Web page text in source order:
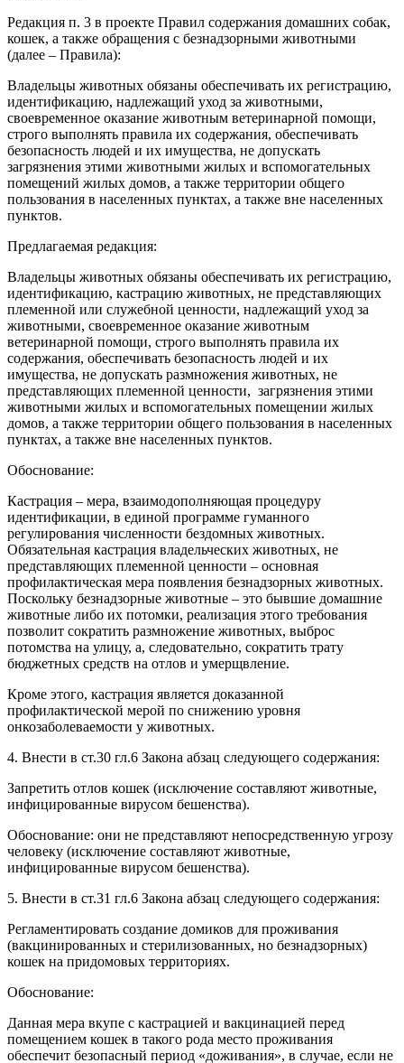
Редакция п. 3 в проекте Правил содержания домашних собак,
кошек, а также обращения с безнадзорными животными
(далее – Правила):
Владельцы животных обязаны обеспечивать их регистрацию,
идентификацию, надлежащий уход за животными,
своевременное оказание животным ветеринарной помощи,
строго выполнять правила их содержания, обеспечивать
безопасность людей и их имущества, не допускать
загрязнения этими животными жилых и вспомогательных
помещений жилых домов, а также территории общего
пользования в населенных пунктах, а также вне населенных
пунктов.
Предлагаемая редакция:
Владельцы животных обязаны обеспечивать их регистрацию,
идентификацию, кастрацию животных, не представляющих
племенной или служебной ценности, надлежащий‌ уход за
животными, своевременное оказание животным
ветеринарной‌ помощи, строго выполнять правила их
содержания, обеспечивать безопасность людей‌ и их
имущества, не допускать размножения животных, не
представляющих племенной ценности, загрязнения этими
животными жилых и вспомогательных помещении‌ жилых
домов, а также территории общего пользования в населенных
пунктах, а также вне населенных пунктов.
Обоснование:
Кастрация – мера, взаимодополняющая процедуру
идентификации, в единой программе гуманного
регулирования численности бездомных животных.
Обязательная кастрация владельческих животных, не
представляющих племенной ценности – основная
профилактическая мера появления безнадзорных животных.
Поскольку безнадзорные животные – это бывшие домашние
животные либо их потомки, реализация этого требования
позволит сократить размножение животных, выброс
потомства на улицу, а, следовательно, сократить трату
бюджетных средств на отлов и умерщвление.
Кроме этого, кастрация является доказанной
профилактической мерой по снижению уровня
онкозаболеваемости у животных.
4. Внести в ст.30 гл.6 Закона абзац следующего содержания:
Запретить отлов кошек (исключение составляют животные,
инфицированные вирусом бешенства).
Обоснование: они не представляют непосредственную угрозу
человеку (исключение составляют животные,
инфицированные вирусом бешенства).
5. Внести в ст.31 гл.6 Закона абзац следующего содержания:
Регламентировать создание домиков для проживания
(вакцинированных и стерилизованных, но безнадзорных)
кошек на придомовых территориях.
Обоснование:
Данная мера вкупе с кастрацией и вакцинацией перед
помещением кошек в такого рода место проживания
обеспечит безопасный период «доживания», в случае, если не